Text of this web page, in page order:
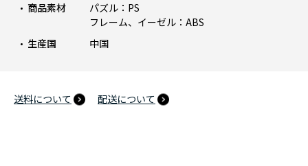
商品素材
パズル：PS
フレーム、イーゼル：ABS
生産国
中国
送料について 配送について